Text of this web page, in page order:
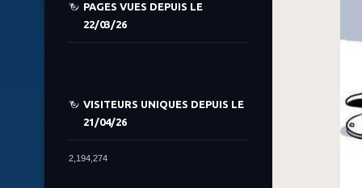
PAGES VUES DEPUIS LE
22/03/26
VISITEURS UNIQUES DEPUIS LE
21/04/26
2,194,274